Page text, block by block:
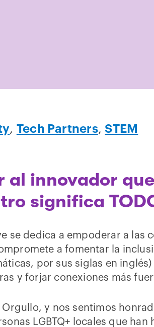
, Tech Partners, STEM
al innovador
significa
se dedica a empoderar a las
a fomentar la
por sus siglas en
y forjar conexiones más
Orgullo, y nos sentimos
LGBTQ+ locales que